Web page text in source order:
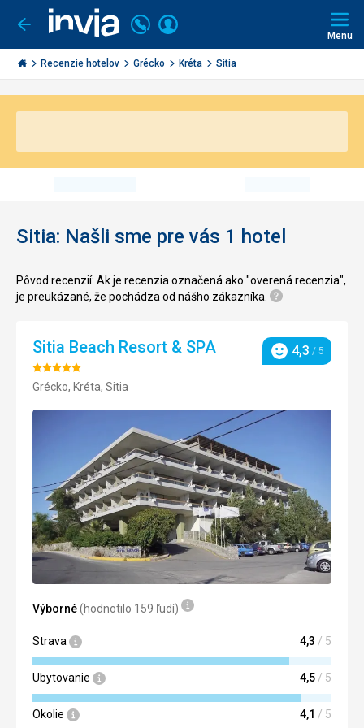
Ísť
späť
Invia.sk
Volajte
+421
2
3221
Prihlásiť
Menu
Recenzie hotelov Grécko Kréta Sitia
Sitia: Našli sme pre vás 1 hotel
Pôvod recenzií: Ak je recenzia označená ako "overená recenzia",
je preukázané, že pochádza od nášho zákazníka.
Sitia Beach Resort & SPA
Hodnotenie:
5/5
Grécko, Kréta, Sitia
Hodnotenie
4,3 / 5
Výborné(hodnotilo 159 ľudí)
Strava 4,3 / 5
Ubytovanie 4,5 / 5
Okolie 4,1 / 5